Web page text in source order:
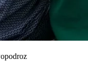
podroz